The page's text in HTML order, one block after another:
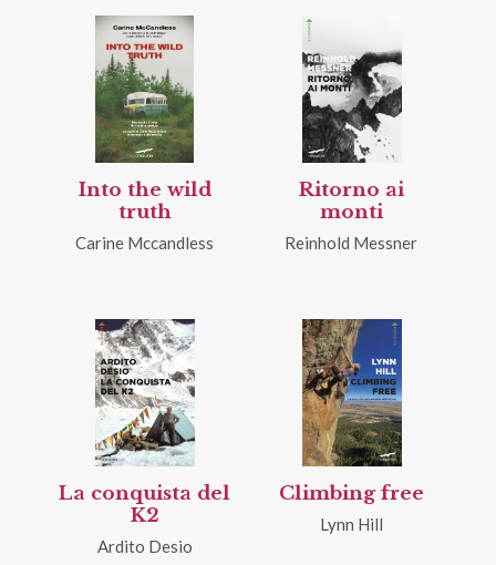
Into the wild
truth
Carine Mccandless
Ritorno ai
monti
Reinhold Messner
La conquista del
K2
Ardito Desio
Climbing free
Lynn Hill